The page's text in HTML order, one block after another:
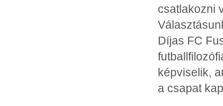
csatlakozni
Díjas FC
képviselik,
a csapat